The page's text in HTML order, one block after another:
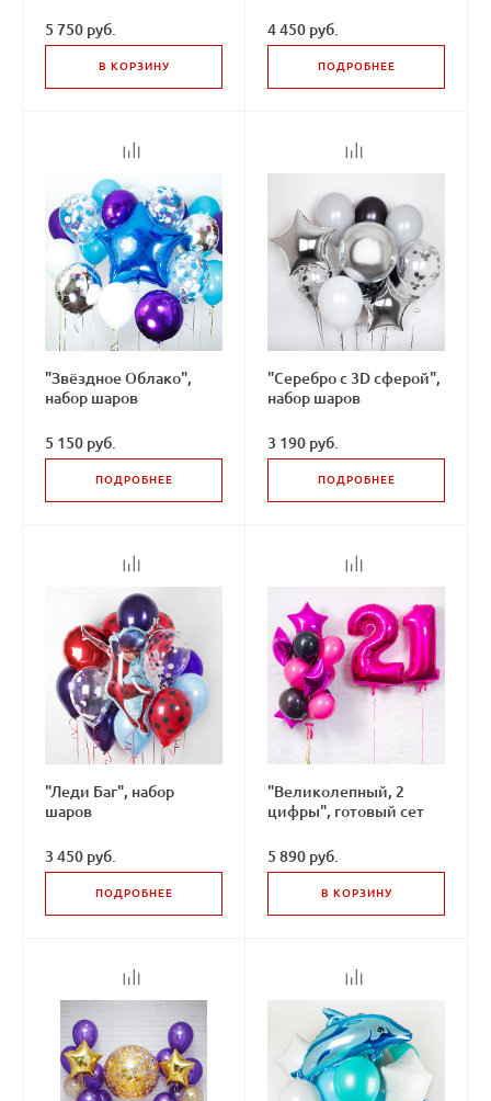
5 750 руб.
В КОРЗИНУ
4 450 руб.
ПОДРОБНЕЕ
"Звёздное Облако",
набор шаров
5 150 руб.
ПОДРОБНЕЕ
"Серебро с 3D сферой",
набор шаров
3 190 руб.
ПОДРОБНЕЕ
"Леди Баг", набор
шаров
3 450 руб.
ПОДРОБНЕЕ
"Великолепный, 2
цифры", готовый сет
5 890 руб.
В КОРЗИНУ